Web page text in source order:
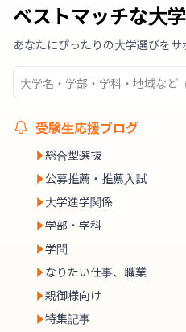
ベストマッチな大
あなたにぴったりの大学選びをサ
受験生応援ブログ
総合型選抜
公募推薦・推薦入試
大学進学関係
学部・学科
学問
なりたい仕事、職業
親御様向け
特集記事